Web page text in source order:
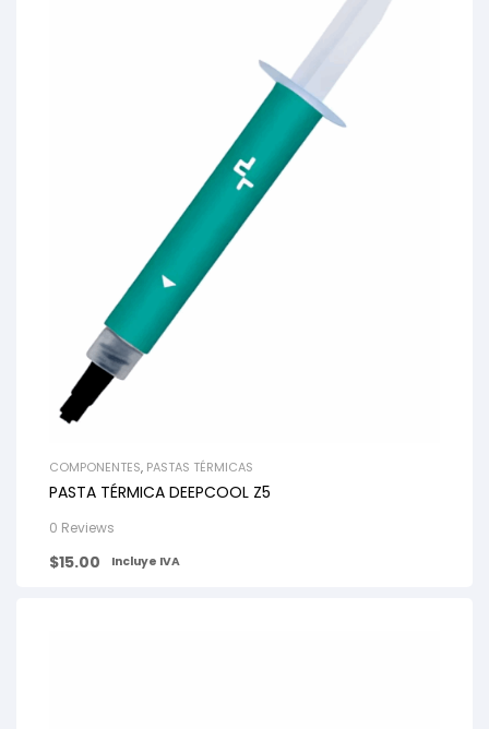
COMPONENTES, PASTAS TÉRMICAS
PASTA TÉRMICA DEEPCOOL Z5
0 Reviews
$15.00 Incluye IVA